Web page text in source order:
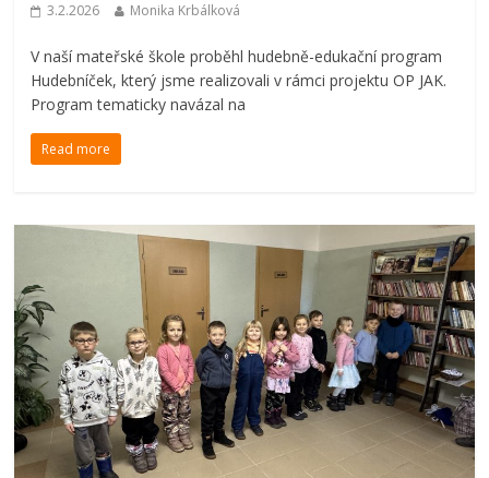
3.2.2026 Monika Krbálková
V naší mateřské škole proběhl hudebně-edukační program
Hudebníček, který jsme realizovali v rámci projektu OP JAK.
Program tematicky navázal na
Read more